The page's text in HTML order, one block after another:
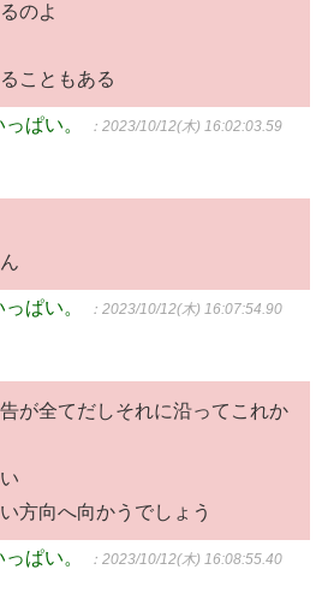
のよ
こともある
ぱい。 ：2023/10/12(木) 16:02:03.59
ぱい。 ：2023/10/12(木) 16:07:54.90
が全てだしそれに沿ってこれか
方向へ向かうでしょう
ぱい。 ：2023/10/12(木) 16:08:55.40